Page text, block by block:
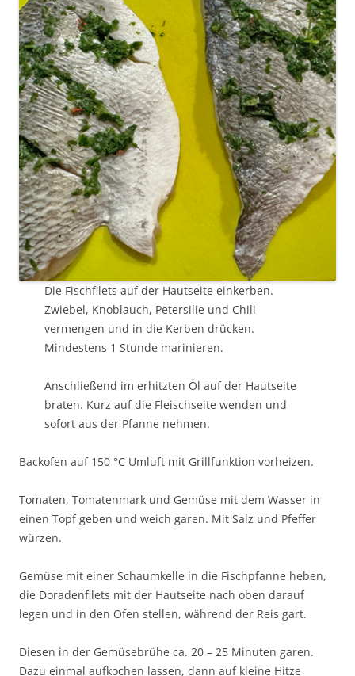
Die Fischfilets auf der Hautseite einkerben.
Zwiebel, Knoblauch, Petersilie und Chili
vermengen und in die Kerben drücken.
Mindestens 1 Stunde marinieren.
Anschließend im erhitzten Öl auf der Hautseite
braten. Kurz auf die Fleischseite wenden und
sofort aus der Pfanne nehmen.
Backofen auf 150 °C Umluft mit Grillfunktion vorheizen.
Tomaten, Tomatenmark und Gemüse mit dem Wasser in
einen Topf geben und weich garen. Mit Salz und Pfeffer
würzen.
Gemüse mit einer Schaumkelle in die Fischpfanne heben,
die Doradenfilets mit der Hautseite nach oben darauf
legen und in den Ofen stellen, während der Reis gart.
Diesen in der Gemüsebrühe ca. 20 – 25 Minuten garen.
Dazu einmal aufkochen lassen, dann auf kleine Hitze